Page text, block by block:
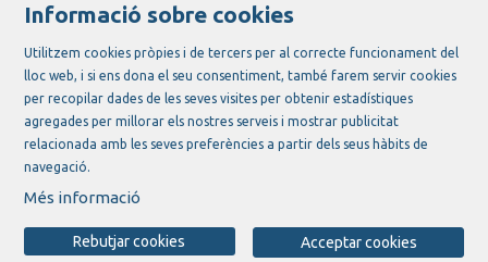
Link a instagram
Link a youtube
Link a twitter
Link a facebook
Informació sobre cookies
Utilitzem cookies pròpies i de tercers per al correcte funcionament del
lloc web, i si ens dona el seu consentiment, també farem servir cookies
per recopilar dades de les seves visites per obtenir estadístiques
agregades per millorar els nostres serveis i mostrar publicitat
relacionada amb les seves preferències a partir dels seus hàbits de
navegació.
Més informació
Acceptar cookies
Rebutjar cookies